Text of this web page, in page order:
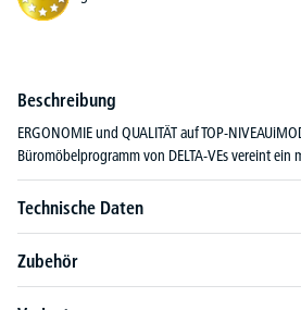
Beschreibung
ERGONOMIE und QUALITÄT auf TOP-
Büromöbelprogramm von DELTA-VEs vereint
Technische Daten
Zubehör